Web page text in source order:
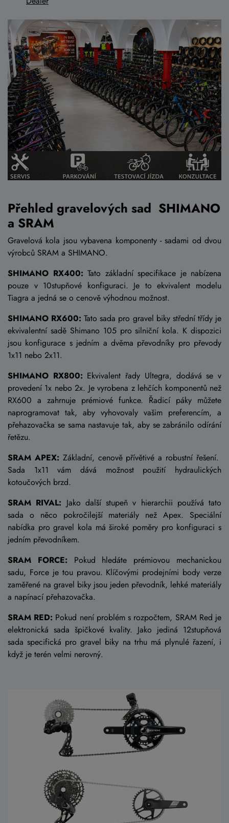
Přehled gravelových sad SHIMANO
a SRAM
Gravelová kola jsou vybavena komponenty - sadami od dvou
výrobců SRAM a SHIMANO.
SHIMANO RX400: Tato základní specifikace je nabízena
pouze v 10stupňové konfiguraci. Je to ekvivalent modelu
Tiagra a jedná se o cenově výhodnou možnost.
SHIMANO RX600:Tato sada pro gravel biky střední třídy je
ekvivalentní sadě Shimano 105 pro silniční kola. K dispozici
jsou konfigurace s jedním a dvěma převodníky pro převody
1x11 nebo 2x11.
SHIMANO RX800: Ekvivalent řady Ultegra, dodává se v
provedení 1x nebo 2x. Je vyrobena z lehčích komponentů než
RX600 a zahrnuje prémiové funkce. Řadicí páky můžete
naprogramovat tak, aby vyhovovaly vašim preferencím, a
přehazovačka se sama nastavuje tak, aby se zabránilo odírání
řetězu.
SRAM APEX: Základní, cenově přívětivé a robustní řešení.
Sada 1x11 vám dává možnost použití hydraulických
kotoučových brzd.
SRAM RIVAL: Jako další stupeň v hierarchii používá tato
sada o něco pokročilejší materiály než Apex. Speciální
nabídka pro gravel kola má široké poměry pro konfiguraci s
jedním převodníkem.
SRAM FORCE: Pokud hledáte prémiovou mechanickou
sadu, Force je tou pravou. Klíčovými prodejními body verze
zaměřené na gravel biky jsou jeden převodník, lehké materiály
a napínací přehazovačka.
SRAM RED: Pokud není problém s rozpočtem, SRAM Red je
elektronická sada špičkové kvality. Jako jediná 12stupňová
sada specifická pro gravel biky na trhu má plynulé řazení, i
když je terén velmi nerovný.